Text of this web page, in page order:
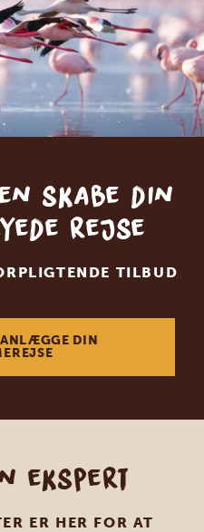
skabe din
rejse
TILBUD
DIN
ekspert
ER HER FOR AT